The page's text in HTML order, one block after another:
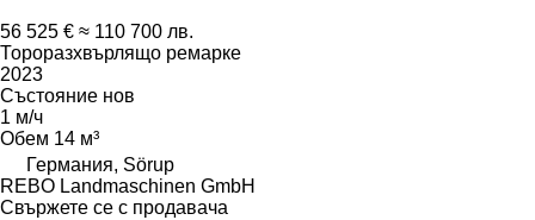
56 525 € ≈ 110 700 лв.
Тороразхвърлящо ремарке
2023
Състояние нов
1 м/ч
Обем 14 м³
Германия, Sörup
REBO Landmaschinen GmbH
Свържете се с продавача